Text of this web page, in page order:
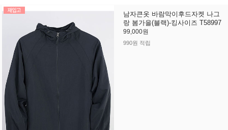
남자큰옷 바람막이후드자켓 나그
랑 봄가을(블랙)-킹사이즈 T58997
99,000원
990원 적립